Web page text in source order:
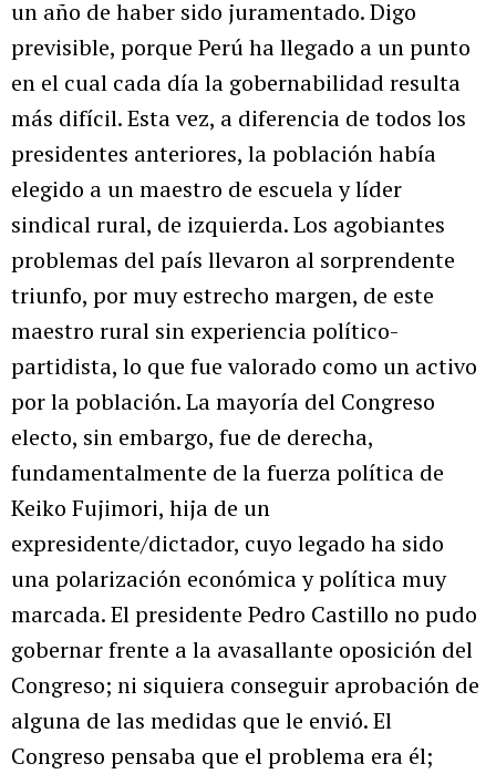
un año de haber sido juramentado. Digo
previsible, porque Perú ha llegado a un punto
en el cual cada día la gobernabilidad resulta
más difícil. Esta vez, a diferencia de todos los
presidentes anteriores, la población había
elegido a un maestro de escuela y líder
sindical rural, de izquierda. Los agobiantes
problemas del país llevaron al sorprendente
triunfo, por muy estrecho margen, de este
maestro rural sin experiencia político-
partidista, lo que fue valorado como un activo
por la población. La mayoría del Congreso
electo, sin embargo, fue de derecha,
fundamentalmente de la fuerza política de
Keiko Fujimori, hija de un
expresidente/dictador, cuyo legado ha sido
una polarización económica y política muy
marcada. El presidente Pedro Castillo no pudo
gobernar frente a la avasallante oposición del
Congreso; ni siquiera conseguir aprobación de
alguna de las medidas que le envió. El
Congreso pensaba que el problema era él;